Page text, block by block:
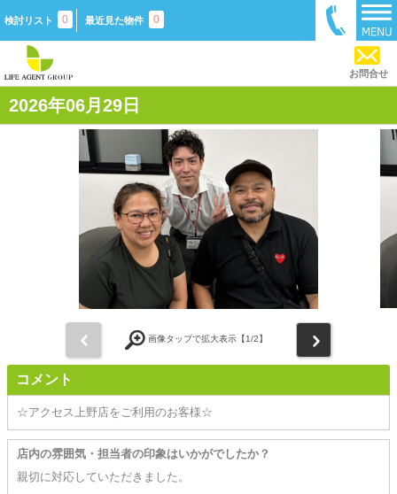
検討リスト 0 最近見た物件 0
お問合せ
2026年06月29日
画像タップで拡大表示【1/2】
コメント
☆アクセス上野店をご利用のお客様☆
店内の雰囲気・担当者の印象はいかがでしたか？
親切に対応していただきました。